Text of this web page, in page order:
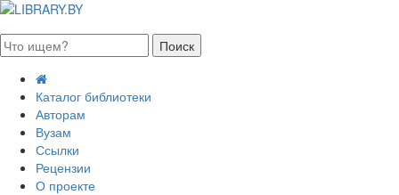
Каталог библиотеки
Авторам
Вузам
Ссылки
Рецензии
О проекте